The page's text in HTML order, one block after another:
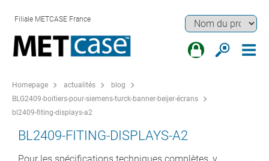
Filiale METCASE France
Homepage actualités
blog
BLG2409-boitiers-pour-siemens-turck-banner-beijer-écrans
bl2409-fiting-displays-a2
BL2409-FITING-DISPLAYS-A2